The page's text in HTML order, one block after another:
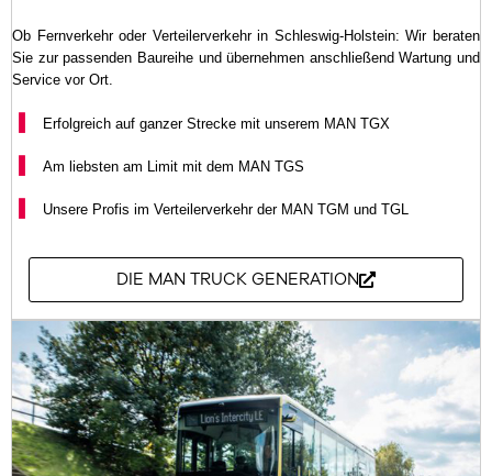
Ob Fernverkehr oder Verteilerverkehr in Schleswig-Holstein: Wir beraten
Sie zur passenden Baureihe und übernehmen anschließend Wartung und
Service vor Ort.
Erfolgreich auf ganzer Strecke mit unserem MAN TGX
Am liebsten am Limit mit dem MAN TGS
Unsere Profis im Verteilerverkehr der MAN TGM und TGL
DIE MAN TRUCK GENERATION